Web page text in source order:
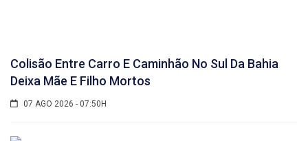
Colisão Entre Carro E Caminhão No Sul Da Bahia
Deixa Mãe E Filho Mortos
07 AGO 2026 - 07:50H